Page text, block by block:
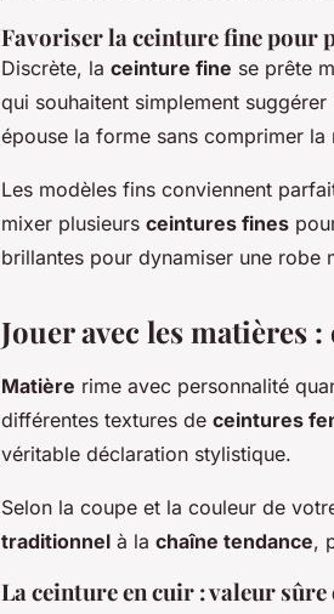
Favoriser la ceinture fine pour
Discrète, la ceinture fine se prête
qui souhaitent simplement
épouse la forme sans comprimer
Les modèles fins conviennent
mixer plusieurs ceintures fines
brillantes pour dynamiser une robe
Jouer avec les matières
Matière rime avec personnalité
différentes textures de ceintures
véritable déclaration stylistique.
Selon la coupe et la couleur de
traditionnel à la chaîne tendance,
La ceinture en cuir : valeur